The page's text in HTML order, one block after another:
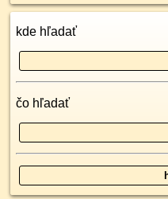
kde hľadať
čo hľadať